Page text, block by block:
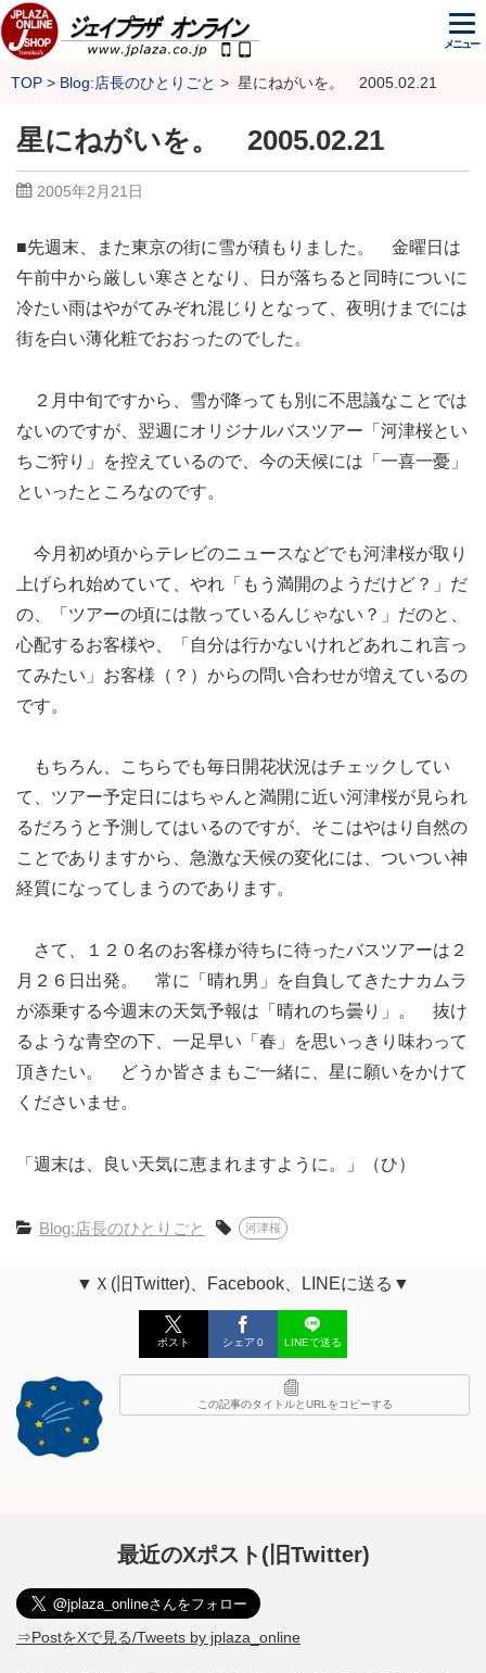
メニュー
TOP Blog:店長のひとりごと 星にねがいを。 2005.02.21
星にねがいを。 2005.02.21
2005年2月21日
■先週末、また東京の街に雪が積もりました。 金曜日は
午前中から厳しい寒さとなり、日が落ちると同時についに
冷たい雨はやがてみぞれ混じりとなって、夜明けまでには
街を白い薄化粧でおおったのでした。
２月中旬ですから、雪が降っても別に不思議なことでは
ないのですが、翌週にオリジナルバスツアー「河津桜とい
ちご狩り」を控えているので、今の天候には「一喜一憂」
といったところなのです。
今月初め頃からテレビのニュースなどでも河津桜が取り
上げられ始めていて、やれ「もう満開のようだけど？」だ
の、「ツアーの頃には散っているんじゃない？」だのと、
心配するお客様や、「自分は行かないけれどあれこれ言っ
てみたい」お客様（？）からの問い合わせが増えているの
です。
もちろん、こちらでも毎日開花状況はチェックしてい
て、ツアー予定日にはちゃんと満開に近い河津桜が見られ
るだろうと予測してはいるのですが、そこはやはり自然の
ことでありますから、急激な天候の変化には、ついつい神
経質になってしまうのであります。
さて、１２０名のお客様が待ちに待ったバスツアーは２
月２６日出発。 常に「晴れ男」を自負してきたナカムラ
が添乗する今週末の天気予報は「晴れのち曇り」。 抜け
るような青空の下、一足早い「春」を思いっきり味わって
頂きたい。 どうか皆さまもご一緒に、星に願いをかけて
くださいませ。
「週末は、良い天気に恵まれますように。」（ひ）
Blog:店長のひとりごと 河津桜
▼Ｘ(旧Twitter)、Facebook、LINEに送る▼
ポスト シェア 0 LINEで送る
この記事のタイトルとURLをコピーする
最近のXポスト(旧Twitter)
⇒PostをXで見る/Tweets by jplaza_online